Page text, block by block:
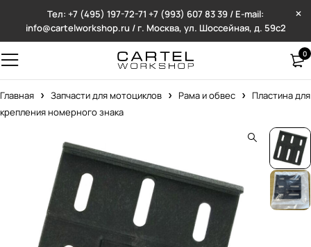
Тел: +7 (495) 197-72-71 +7 (993) 607 83 39 / E-mail:
info@cartelworkshop.ru / г. Москва, ул. Шоссейная, д. 59с2
0
Главная Запчасти для мотоциклов Рама и обвес
Пластина для
крепления номерного знака